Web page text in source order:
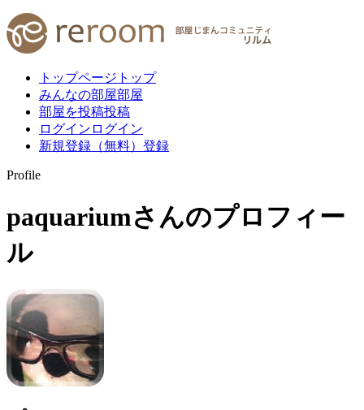
トップページ トップ
みんなの部屋部屋
部屋を投稿投稿
ログイン ログイン
新規登録（無料） 登録
Profile
paquariumさんのプロフィー
ル